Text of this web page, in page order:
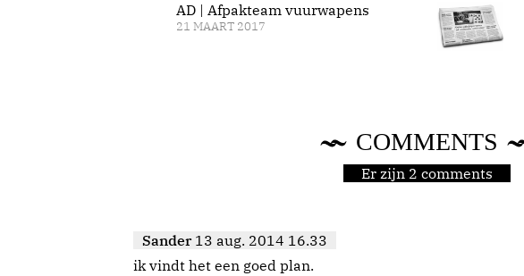
AD | Afpakteam vuurwapens
21 MAART 2017
COMMENTS
Er zijn 2 comments
Sander 13 aug. 2014 16.33
ik vindt het een goed plan.